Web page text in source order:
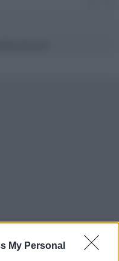
My Personal